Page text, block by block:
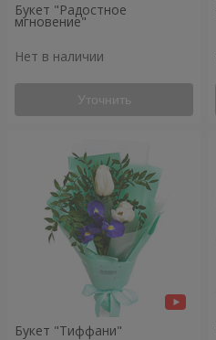
Букет "Радостное
мгновение"
Нет в наличии
Уточнить
Букет "Тиффани"